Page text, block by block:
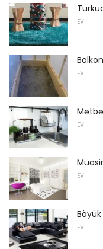
EVI
EVI
EVI
EVI
EVI